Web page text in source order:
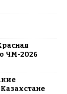
ЧМ-2026